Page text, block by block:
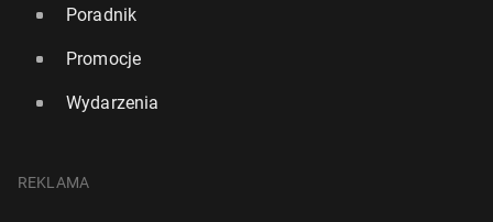
Poradnik
Promocje
Wydarzenia
REKLAMA